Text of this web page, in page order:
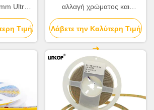
Ultra
λωρίδες
Τιμή
αλλαγή χρώματος και
ρύθμιση έντασης 3000k
4500K 6000K
Λάβετε την Καλύτερη Τιμή